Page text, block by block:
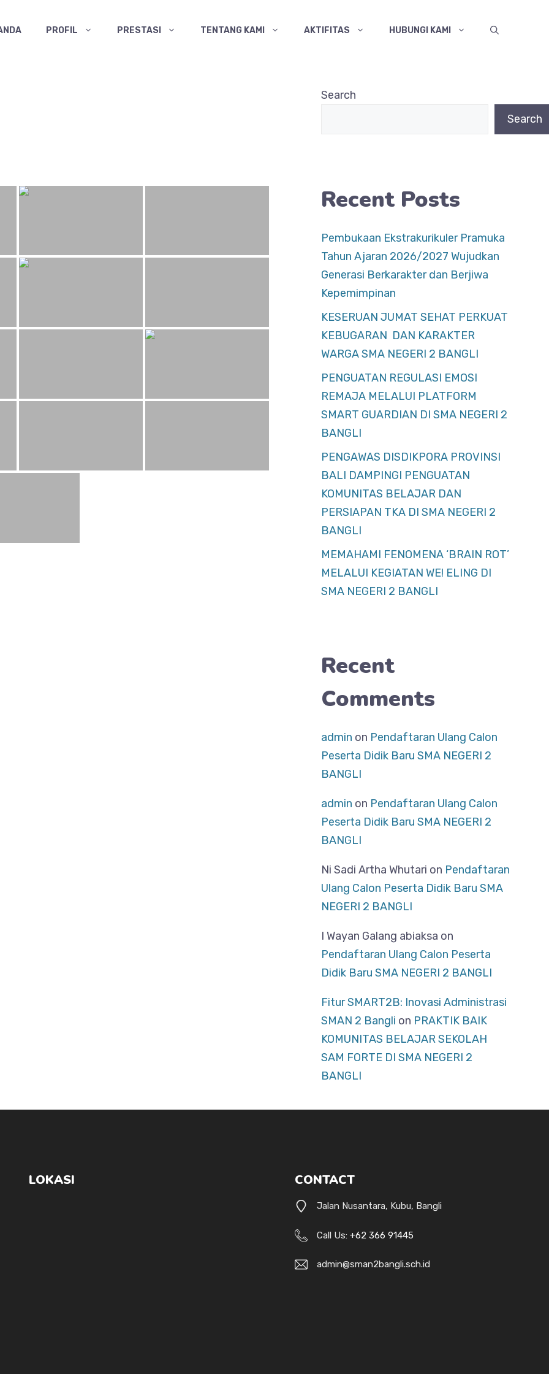
PROFIL PRESTASI TENTANG KAMI AKTIFITAS HUBUNGI KAMI
Search
Search
Recent Posts
Pembukaan Ekstrakurikuler Pramuka
Tahun Ajaran 2026/2027 Wujudkan
Generasi Berkarakter dan Berjiwa
Kepemimpinan
KESERUAN JUMAT SEHAT PERKUAT
KEBUGARAN DAN KARAKTER
WARGA SMA NEGERI 2 BANGLI
PENGUATAN REGULASI EMOSI
REMAJA MELALUI PLATFORM
SMART GUARDIAN DI SMA NEGERI 2
BANGLI
PENGAWAS DISDIKPORA PROVINSI
BALI DAMPINGI PENGUATAN
KOMUNITAS BELAJAR DAN
PERSIAPAN TKA DI SMA NEGERI 2
BANGLI
MEMAHAMI FENOMENA ‘BRAIN ROT’
MELALUI KEGIATAN WE! ELING DI
SMA NEGERI 2 BANGLI
Recent
Comments
admin on Pendaftaran Ulang Calon
Peserta Didik Baru SMA NEGERI 2
BANGLI
admin on Pendaftaran Ulang Calon
Peserta Didik Baru SMA NEGERI 2
BANGLI
Ni Sadi Artha Whutari on Pendaftaran
Ulang Calon Peserta Didik Baru SMA
NEGERI 2 BANGLI
I Wayan Galang abiaksa on
Pendaftaran Ulang Calon Peserta
Didik Baru SMA NEGERI 2 BANGLI
Fitur SMART2B: Inovasi Administrasi
SMAN 2 Bangli on PRAKTIK BAIK
KOMUNITAS BELAJAR SEKOLAH
SAM FORTE DI SMA NEGERI 2
BANGLI
LOKASI CONTACT
Jalan Nusantara, Kubu, Bangli
Call Us: +62 366 91445
admin@sman2bangli.sch.id